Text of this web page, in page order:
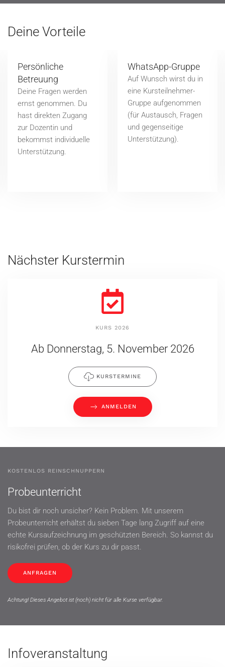
Deine Vorteile
Persönliche
Betreuung
Deine Fragen werden
ernst genommen. Du
hast direkten Zugang
zur Dozentin und
bekommst individuelle
Unterstützung.
WhatsApp-Gruppe
Auf Wunsch wirst du in
eine Kursteilnehmer-
Gruppe aufgenommen
(für Austausch, Fragen
und gegenseitige
Unterstützung).
Nächster Kurstermin
KURS 2026
Ab Donnerstag, 5. November 2026
KURSTERMINE
ANMELDEN
KOSTENLOS REINSCHNUPPERN
Probeunterricht
Du bist dir noch unsicher? Kein Problem. Mit unserem
Probeunterricht erhältst du sieben Tage lang Zugriff auf eine
echte Kursaufzeichnung im geschützten Bereich. So kannst du
risikofrei prüfen, ob der Kurs zu dir passt.
ANFRAGEN
Achtung! Dieses Angebot ist (noch) nicht für alle Kurse verfügbar.
Infoveranstaltung